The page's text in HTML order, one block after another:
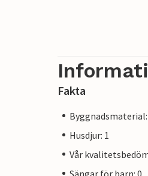
Fakta
Husdjur: 1
Vår
Sängar för barn: 0